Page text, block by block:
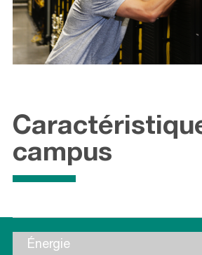
campus
Énergie